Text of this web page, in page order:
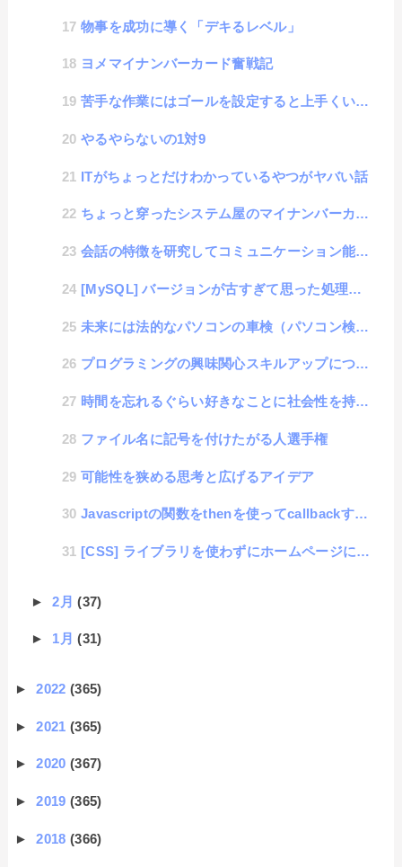
物事を成功に導く「デキるレベル」
ヨメマイナンバーカード奮戦記
苦手な作業にはゴールを設定すると上手くいく話
やるやらないの1対9
ITがちょっとだけわかっているやつがヤバい話
ちょっと穿ったシステム屋のマイナンバーカードアイデアの話
会話の特徴を研究してコミュニケーション能力を爆上げする話
[MySQL] バージョンが古すぎて思った処理が行えない話
未来には法的なパソコンの車検（パソコン検査）が発生するかもという想像話
プログラミングの興味関心スキルアップについて
時間を忘れるぐらい好きなことに社会性を持たせることが重要という話
ファイル名に記号を付けたがる人選手権
可能性を狭める思考と広げるアイデア
Javascriptの関数をthenを使ってcallbackする書き方
[CSS] ライブラリを使わずにホームページに言語切替機能を設置する方法
►2月(37)
► 1月(31)
►2022(365)
►2021(365)
►2020(367)
►2019(365)
►2018(366)